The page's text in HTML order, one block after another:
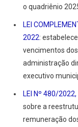
o quadriênio
LEI
2022:
vencimentos
administração
executivo
LEI Nº 480/2022,
sobre a
remuneração